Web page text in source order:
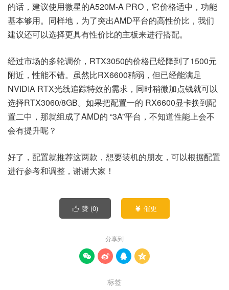
的话，建议使用微星的A520M-A PRO，它价格适中，功能
基本够用。同样地，为了突出AMD平台的高性价比，我们
建议还可以选择更具有性价比的主板来进行搭配。
经过市场的多轮调价，RTX3050的价格已经降到了1500元
附近，性能不错。虽然比RX6600稍弱，但已经能满足
NVIDIA RTX光线追踪特效的需求，同时稍微加点钱就可以
选择RTX3060/8GB。如果把配置一的 RX6600显卡换到配
置二中，那就组成了AMD的 “3A”平台，不知道性能上会不
会有提升呢？
好了，配置就推荐这两款，想要装机的朋友，可以根据配置
进行参考和调整，谢谢大家！
 赞 (0)  催更
分享到
   
标签